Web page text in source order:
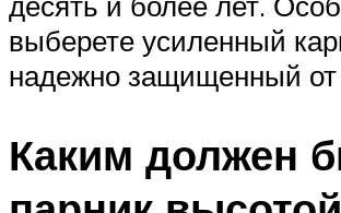
выберете усиленный
надежно защищенный от
Каким должен